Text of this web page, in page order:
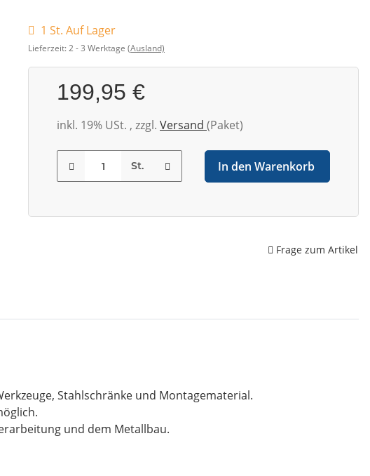
1 St. Auf Lager
Lieferzeit:2 - 3 Werktage (Ausland)
199,95 €
inkl. 19% USt. , zzgl. Versand (Paket)
St. In den Warenkorb
Frage zum Artikel
Stahlschränke und Montagematerial.
und dem Metallbau.